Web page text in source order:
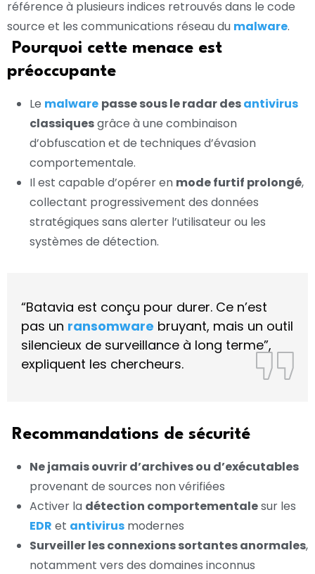
référence à plusieurs indices retrouvés dans le code
source et les communications réseau du malware.
Pourquoi cette menace est
préoccupante
Le malware passe sous le radar desantivirus
classiquesgrâce à une combinaison
d’obfuscation et de techniques d’évasion
comportementale.
Il est capable d’opérer en mode furtif prolongé,
collectant progressivement des données
stratégiques sans alerter l’utilisateur ou les
systèmes de détection.
“Batavia est conçu pour durer. Ce n’est
pas un ransomware bruyant, mais un outil
silencieux de surveillance à long terme”,
expliquent les chercheurs.
Recommandations de sécurité
Ne jamais ouvrir d’archives ou d’exécutables
provenant de sources non vérifiées
Activer la détection comportementalesur les
EDR et antivirus modernes
Surveiller les connexions sortantes anormales,
notamment vers des domaines inconnus